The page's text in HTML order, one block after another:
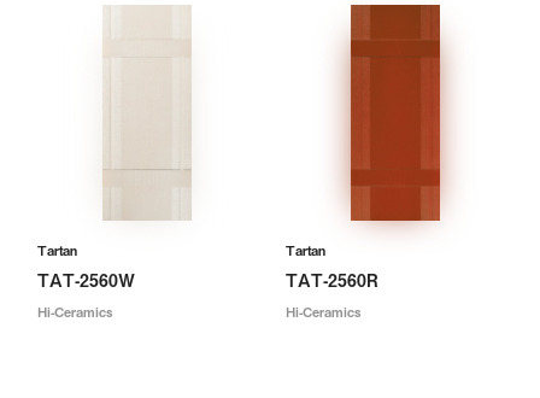
Tartan
TAT-2560W
Hi-Ceramics
Tartan
TAT-2560R
Hi-Ceramics